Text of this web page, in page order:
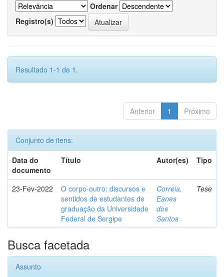
Ordenar
Registro(s)
Resultado 1-1 de 1.
Anterior 1 Próximo
Conjunto de itens:
Data do
documento
Título Autor(es) Tipo
23-Fev-2022
O corpo-outro: discursos e
sentidos de estudantes de
graduação da Universidade
Federal de Sergipe
Correia,
Eanes
dos
Santos
Tese
Busca facetada
Assunto